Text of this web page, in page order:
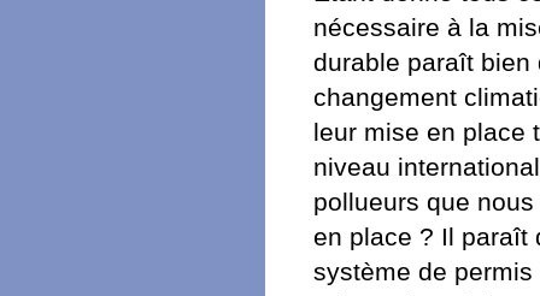
nécessaire à la
durable paraît bien
changement
leur mise en place
niveau
pollueurs que
en place ? Il paraît
système de